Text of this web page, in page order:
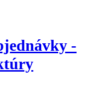
-